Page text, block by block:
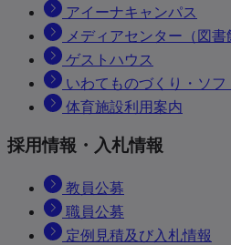
アイーナキャンパス
メディアセンター（図書
ゲストハウス
いわてものづくり・ソフ
体育施設利用案内
採用情報・入札情報
教員公募
職員公募
定例見積及び入札情報